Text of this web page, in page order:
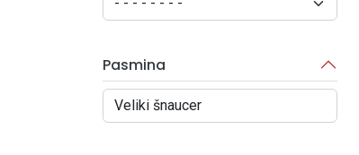
Pasmina